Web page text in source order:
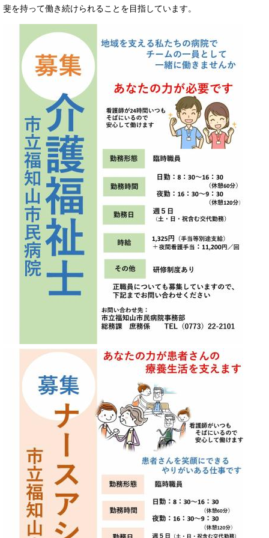
斐を持って働き続けられることを目指しています。